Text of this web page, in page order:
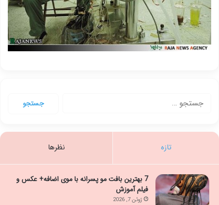
تازه نظرها
7 بهترین بافت مو پسرانه با موی اضافه+ عکس و
فیلم آموزش
ژوئن 7, 2026